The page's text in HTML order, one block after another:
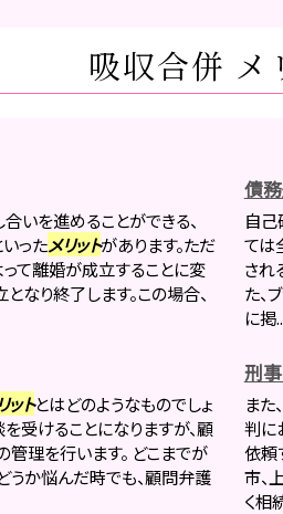
吸収合併 メ
いを進めることができる、
ったメリットがあります。ただ
て離婚が成立することに変
なり終了します。この場合、
債
自
ては
され
た、
に掲
ットとはどのようなものでしょ
受けることになりますが、顧
理を行います。 どこまでが
うか悩んだ時でも、顧問弁護
刑
また
判に
依頼
市、
く相